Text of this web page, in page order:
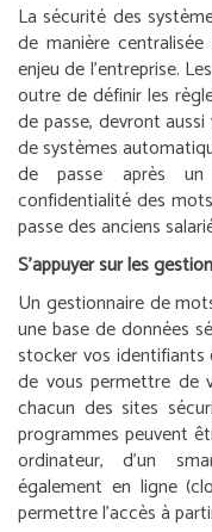
La sécurité des
de manière
enjeu de l’entreprise.
outre de définir les
de passe, devront
de systèmes
de passe après
confidentialité des
passe des anciens
S’appuyer sur les
Un gestionnaire de
une base de données
stocker vos
de vous permettre de
chacun des sites
programmes peuvent
ordinateur, d’un
également en ligne
permettre l’accès à